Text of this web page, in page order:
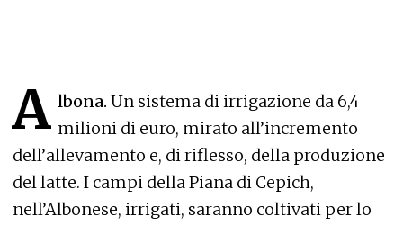
A lbona. Un sistema di irrigazione da 6,4
milioni di euro, mirato all’incremento
dell’allevamento e, di riflesso, della produzione
del latte. I campi della Piana di Cepich,
nell’Albonese, irrigati, saranno coltivati per lo